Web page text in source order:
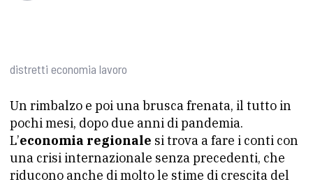
distretti economia lavoro
Un rimbalzo e poi una brusca frenata, il tutto in
pochi mesi, dopo due anni di pandemia.
L’economia regionale si trova a fare i conti con
una crisi internazionale senza precedenti, che
riducono anche di molto le stime di crescita del